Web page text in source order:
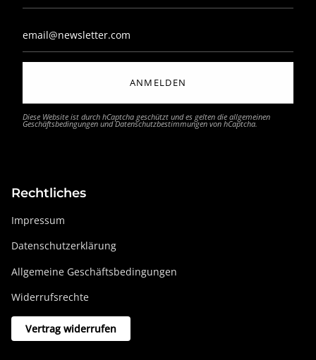
ANMELDEN
Diese Website ist durch hCaptcha geschützt und es gelten die allgemeinen
Geschäftsbedingungen undDatenschutzbestimmungen von hCaptcha.
Rechtliches
Impressum
Datenschutzerklärung
Allgemeine Geschäftsbedingungen
Widerrufsrechte
Vertrag widerrufen